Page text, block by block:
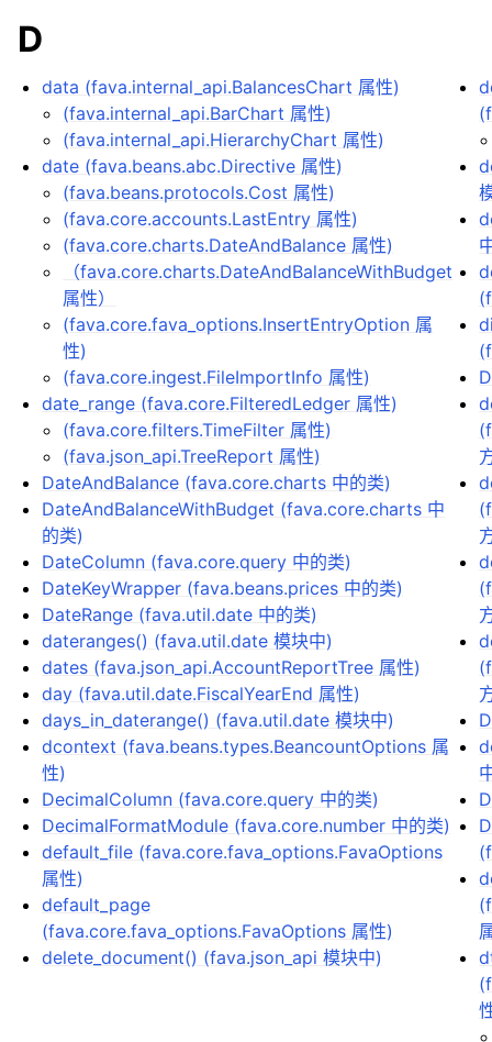
D
data (fava.internal_api.BalancesChart 属性)
(fava.internal_api.BarChart 属性)
(fava.internal_api.HierarchyChart 属性)
date (fava.beans.abc.Directive 属性)
(fava.beans.protocols.Cost 属性)
(fava.core.accounts.LastEntry 属性)
(fava.core.charts.DateAndBalance 属性)
（fava.core.charts.DateAndBalanceWithBudget
属性）
(fava.core.fava_options.InsertEntryOption 属
性)
(fava.core.ingest.FileImportInfo 属性)
date_range (fava.core.FilteredLedger 属性)
(fava.core.filters.TimeFilter 属性)
(fava.json_api.TreeReport 属性)
DateAndBalance (fava.core.charts 中的类)
DateAndBalanceWithBudget (fava.core.charts 中
的类)
DateColumn (fava.core.query 中的类)
DateKeyWrapper (fava.beans.prices 中的类)
DateRange (fava.util.date 中的类)
dateranges() (fava.util.date 模块中)
dates (fava.json_api.AccountReportTree 属性)
day (fava.util.date.FiscalYearEnd 属性)
days_in_daterange() (fava.util.date 模块中)
dcontext (fava.beans.types.BeancountOptions 属
性)
DecimalColumn (fava.core.query 中的类)
DecimalFormatModule (fava.core.number 中的类)
default_file (fava.core.fava_options.FavaOptions
属性)
default_page
(fava.core.fava_options.FavaOptions 属性)
delete_document() (fava.json_api 模块中)